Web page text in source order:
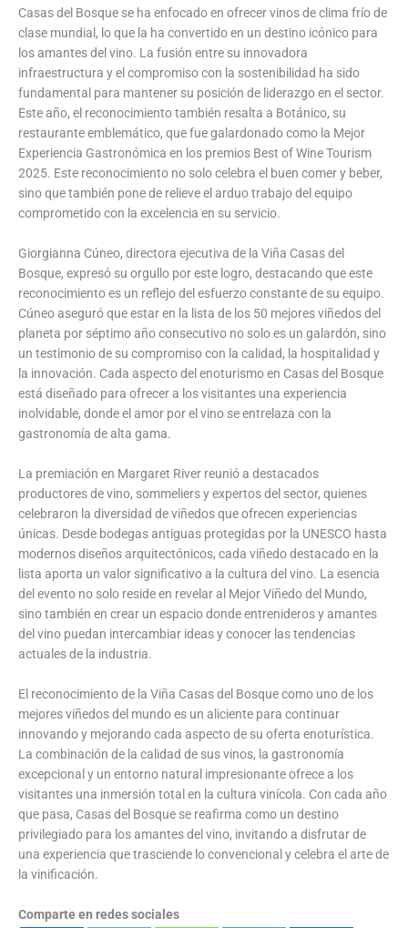
Casas del Bosque se ha enfocado en ofrecer vinos de clima frío de
clase mundial, lo que la ha convertido en un destino icónico para
los amantes del vino. La fusión entre su innovadora
infraestructura y el compromiso con la sostenibilidad ha sido
fundamental para mantener su posición de liderazgo en el sector.
Este año, el reconocimiento también resalta a Botánico, su
restaurante emblemático, que fue galardonado como la Mejor
Experiencia Gastronómica en los premios Best of Wine Tourism
2025. Este reconocimiento no solo celebra el buen comer y beber,
sino que también pone de relieve el arduo trabajo del equipo
comprometido con la excelencia en su servicio.
Giorgianna Cúneo, directora ejecutiva de la Viña Casas del
Bosque, expresó su orgullo por este logro, destacando que este
reconocimiento es un reflejo del esfuerzo constante de su equipo.
Cúneo aseguró que estar en la lista de los 50 mejores viñedos del
planeta por séptimo año consecutivo no solo es un galardón, sino
un testimonio de su compromiso con la calidad, la hospitalidad y
la innovación. Cada aspecto del enoturismo en Casas del Bosque
está diseñado para ofrecer a los visitantes una experiencia
inolvidable, donde el amor por el vino se entrelaza con la
gastronomía de alta gama.
La premiación en Margaret River reunió a destacados
productores de vino, sommeliers y expertos del sector, quienes
celebraron la diversidad de viñedos que ofrecen experiencias
únicas. Desde bodegas antiguas protegidas por la UNESCO hasta
modernos diseños arquitectónicos, cada viñedo destacado en la
lista aporta un valor significativo a la cultura del vino. La esencia
del evento no solo reside en revelar al Mejor Viñedo del Mundo,
sino también en crear un espacio donde entrenideros y amantes
del vino puedan intercambiar ideas y conocer las tendencias
actuales de la industria.
El reconocimiento de la Viña Casas del Bosque como uno de los
mejores viñedos del mundo es un aliciente para continuar
innovando y mejorando cada aspecto de su oferta enoturística.
La combinación de la calidad de sus vinos, la gastronomía
excepcional y un entorno natural impresionante ofrece a los
visitantes una inmersión total en la cultura vinícola. Con cada año
que pasa, Casas del Bosque se reafirma como un destino
privilegiado para los amantes del vino, invitando a disfrutar de
una experiencia que trasciende lo convencional y celebra el arte de
la vinificación.
Comparte en redes sociales